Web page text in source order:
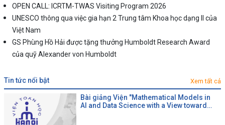
OPEN CALL: ICRTM-TWAS Visiting Program 2026
UNESCO thông qua việc gia hạn 2 Trung tâm Khoa học dạng II của
Việt Nam
GS Phùng Hồ Hải được tặng thưởng Humboldt Research Award
của quỹ Alexander von Humboldt
tin tức nổi bật Xem tất cả
Bài giảng Viện "Mathematical Models in
AI and Data Science with a View toward